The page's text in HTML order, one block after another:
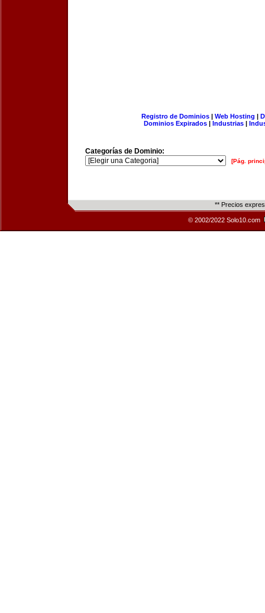
Registro de Dominios| Web Hosting |
Dominios Expirados | Industrias |
Categorías de Dominio:
[Pág.
** Precios
© 2002/2022 Solo10.com